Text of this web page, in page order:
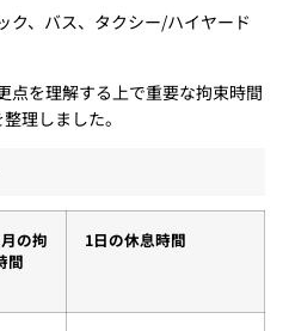
ク、バス、タクシー/ハイヤード
点を理解する上で重要な拘束時間
理しました。
の拘
間
1日の休息時間